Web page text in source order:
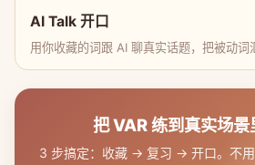
AI Talk 开口
用你收藏的词跟 AI 聊真实话题，把被动词
把 VAR 练到真实场景
3 步搞定：收藏 → 复习 → 开口。不